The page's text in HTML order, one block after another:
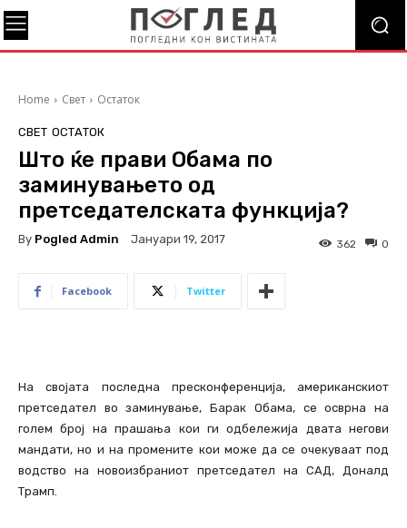
Home Свет Остаток
СВЕТ ОСТАТОК
Што ќе прави Обама по
заминувањето од
претседателската функција?
By Pogled Admin Јануари 19, 2017 0
362
Facebook Twitter
На својата последна пресконференција, американскиот
претседател во заминување, Барак Обама, се осврна на
голем број на прашања кои ги одбележија двата негови
мандати, но и на промените кои може да се очекуваат под
водство на новоизбраниот претседател на САД, Доналд
Трамп.